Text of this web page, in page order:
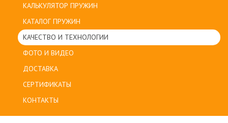
КАЛЬКУЛЯТОР ПРУЖИН
КАТАЛОГ ПРУЖИН
КАЧЕСТВО И ТЕХНОЛОГИИ
ФОТО И ВИДЕО
ДОСТАВКА
СЕРТИФИКАТЫ
КОНТАКТЫ